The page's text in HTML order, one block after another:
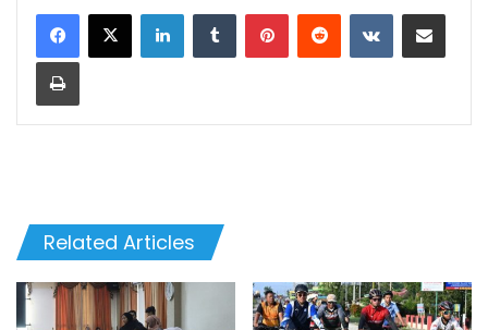
LinkedInTumblr PinterestReddit VKontakteShare via Email
Print
Related Articles